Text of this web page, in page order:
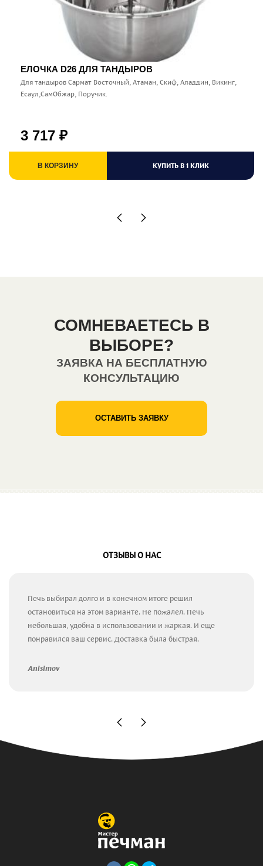
ЕЛОЧКА D26 ДЛЯ ТАНДЫРОВ
Для тандыров Сармат Восточный, Атаман, Скиф, Аладдин, Викинг,
Есаул,СамОбжар, Поручик.
3 717 ₽
В КОРЗИНУ КУПИТЬ В 1 КЛИК
СОМНЕВАЕТЕСЬ В
ВЫБОРЕ?
ЗАЯВКА НА БЕСПЛАТНУЮ
КОНСУЛЬТАЦИЮ
ОСТАВИТЬ ЗАЯВКУ
ОТЗЫВЫ О НАС
Печь выбирал долго и в конечном итоге решил
остановиться на этом варианте. Не пожалел. Печь
небольшая, удобна в использовании и жаркая. И еще
понравился ваш сервис. Доставка была быстрая.
Anisimov